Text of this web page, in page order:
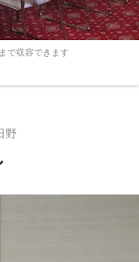
で収容できます
野